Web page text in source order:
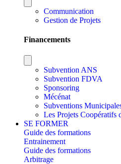
Communication
Gestion de Projets
Financements
Subvention ANS
Subvention FDVA
Sponsoring
Mécénat
Subventions
Les Projets Coopératifs
SE FORMER
Guide des formations
Entrainement
Guide des formations
Arbitrage